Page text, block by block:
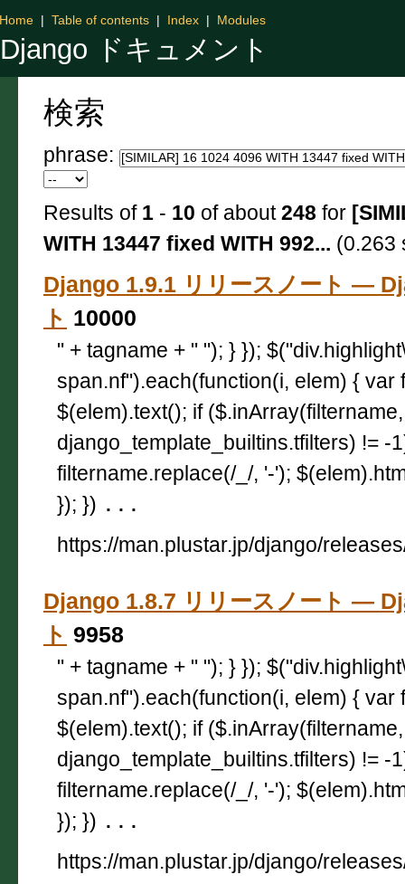
Django ドキュメント
Home | Table of contents | Index | Modules
検索
phrase:
Results of 1 - 10 of about248 for
WITH 13447 fixed WITH 992... (0.263
Django 1.9.1 リリースノート —
ト 10000
" + tagname + " "); } });
span.nf").each(function(i, elem) { var
$(elem).text(); if ($.inArray(filtername,
django_template_builtins.tfilters) != -
filtername.replace(/_/, '-');
}); }) ...
https://man.plustar.jp/django/
Django 1.8.7 リリースノート —
ト 9958
" + tagname + " "); } });
span.nf").each(function(i, elem) { var
$(elem).text(); if ($.inArray(filtername,
django_template_builtins.tfilters) != -
filtername.replace(/_/, '-');
}); }) ...
https://man.plustar.jp/django/